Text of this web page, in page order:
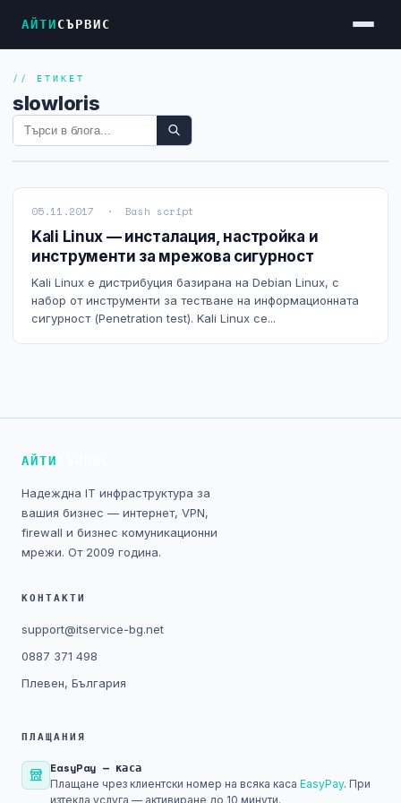
АЙТИСЪРВИС
Услуги
Достъп до Интернет
Видеонаблюдение
Фирмени мрежи
Firewall и VPN
Хостинг и VPS сървъри
Колокация на сървъри
Технически изисквания
Общи условия
Правна информация
GDPR
Контакти
Блог
// ЕТИКЕТ
slowloris
05.11.2017 · Bash script
Kali Linux — инсталация, настройка и
инструменти за мрежова сигурност
Kali Linux е дистрибуция базирана на Debian Linux, с
набор от инструменти за тестване на информационната
сигурност (Penetration test). Kali Linux се...
АЙТИ
Надеждна IT инфраструктура за
вашия бизнес — интернет, VPN,
firewall и бизнес комуникационни
мрежи. От 2009 година.
КОНТАКТИ
support@itservice-bg.net
0887 371 498
Плевен, България
ПЛАЩАНИЯ
EasyPay — каса
Плащане чрез клиентски номер на всяка каса EasyPay. При
изтекла услуга — активиране до 10 минути.